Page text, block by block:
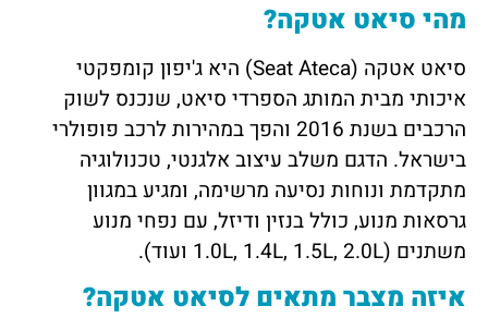
מהי סיאט אטקה?
סיאט אטקה (Seat Ateca) היא ג'יפון קומפקטי
איכותי מבית המותג הספרדי סיאט, שנכנס לשוק
הרכבים בשנת 2016 והפך במהירות לרכב פופולרי
בישראל. הדגם משלב עיצוב אלגנטי, טכנולוגיה
מתקדמת ונוחות נסיעה מרשימה, ומגיע במגוון
גרסאות מנוע, כולל בנזין ודיזל, עם נפחי מנוע
משתנים (1.0L, 1.4L, 1.5L, 2.0L ועוד).
איזה מצבר מתאים לסיאט אטקה?